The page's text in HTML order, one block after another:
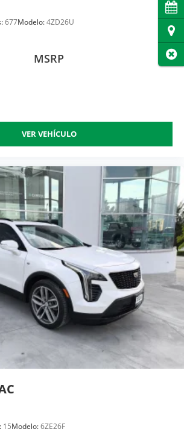
677Modelo:4ZD26U
MSRP
VER VEHÍCULO
15Modelo:6ZE26F